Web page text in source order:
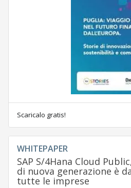
Scaricalo gratis!
WHITEPAPER
SAP S/4Hana Cloud
di nuova generazione è
tutte le imprese